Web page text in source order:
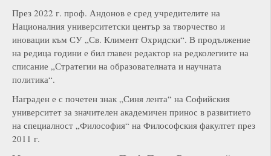
През 2022 г. проф. Андонов е сред учредителите на
Националния университетски център за творчество и
иновации към СУ „Св. Климент Охридски“. В продължение
на редица години е бил главен редактор на редколегиите на
списание „Стратегии на образователната и научната
политика“.
Награден е с почетен знак „Синя лента“ на Софийския
университет за значителен академичен принос в развитието
на специалност „Философия“ на Философския факултет през
2011 г.